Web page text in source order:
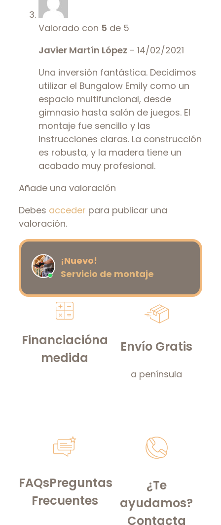
Valorado con 5 de 5
Javier Martín López – 14/02/2021
Una inversión fantástica. Decidimos
utilizar el Bungalow Emily como un
espacio multifuncional, desde
gimnasio hasta salón de juegos. El
montaje fue sencillo y las
instrucciones claras. La construcción
es robusta, y la madera tiene un
acabado muy profesional.
Añade una valoración
Debes acceder para publicar una
valoración.
¡Nuevo!
Servicio de montaje
Financiacióna
medida
Envío Gratis
a península
FAQsPreguntas
Frecuentes
¿Te
ayudamos?
Contacta